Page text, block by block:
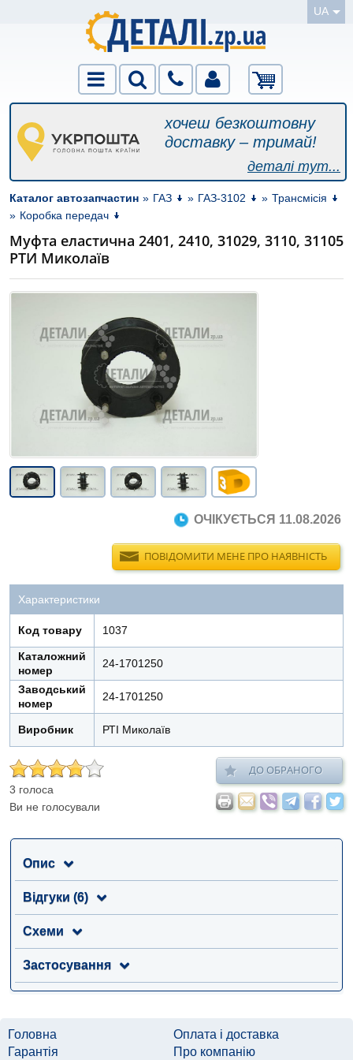
UA
хочеш безкоштовну
доставку – тримай!
деталі тут...
Каталог автозапчастин » ГАЗ » ГАЗ-3102 » Трансмісія
» Коробка передач
Муфта еластична 2401, 2410, 31029, 3110, 31105
РТИ Миколаїв
ОЧІКУЄТЬСЯ 11.08.2026
ПОВІДОМИТИ МЕНЕ ПРО НАЯВНІСТЬ
Характеристики
Код товару 1037
Каталожний
номер
24-1701250
Заводський
номер
24-1701250
Виробник РТІ Миколаїв
3 голоса
Ви не голосували
ДО ОБРАНОГО
Опис
Відгуки (6)
Схеми
Застосування
Головна
Оплата і доставка
Гарантія
Про компанію